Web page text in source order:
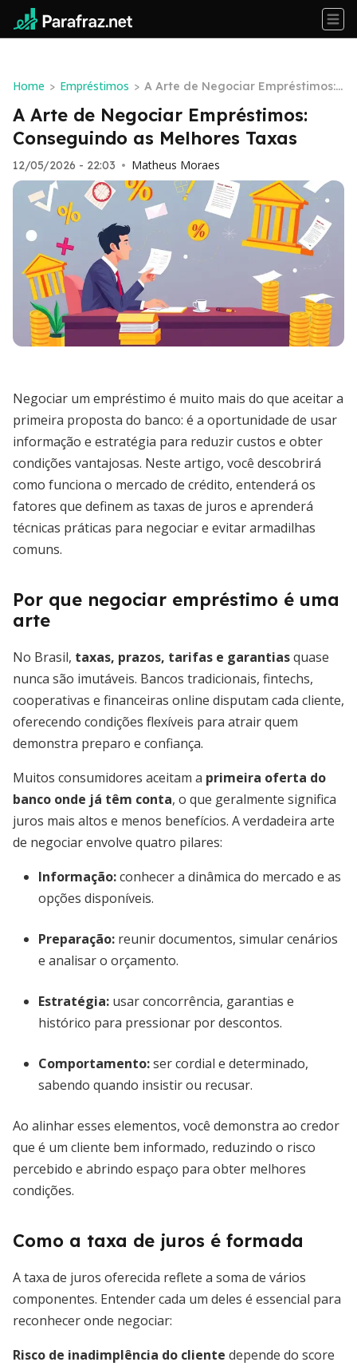
Home > Empréstimos > A Arte de Negociar Empréstimos:
Conseguindo as Melhores Taxas
A Arte de Negociar Empréstimos:
Conseguindo as Melhores Taxas
12/05/2026 - 22:03 • Matheus Moraes
Negociar um empréstimo é muito mais do que aceitar a
primeira proposta do banco: é a oportunidade de usar
informação e estratégia para reduzir custos e obter
condições vantajosas. Neste artigo, você descobrirá
como funciona o mercado de crédito, entenderá os
fatores que definem as taxas de juros e aprenderá
técnicas práticas para negociar e evitar armadilhas
comuns.
Por que negociar empréstimo é uma
arte
No Brasil, taxas, prazos, tarifas e garantiasquase
nunca são imutáveis. Bancos tradicionais, fintechs,
cooperativas e financeiras online disputam cada cliente,
oferecendo condições flexíveis para atrair quem
demonstra preparo e confiança.
Muitos consumidores aceitam a primeira oferta do
banco onde já têm conta, o que geralmente significa
juros mais altos e menos benefícios. A verdadeira arte
de negociar envolve quatro pilares:
Informação:conhecer a dinâmica do mercado e as
opções disponíveis.
Preparação: reunir documentos, simular cenários
e analisar o orçamento.
Estratégia: usar concorrência, garantias e
histórico para pressionar por descontos.
Comportamento:ser cordial e determinado,
sabendo quando insistir ou recusar.
Ao alinhar esses elementos, você demonstra ao credor
que é um cliente bem informado, reduzindo o risco
percebido e abrindo espaço para obter melhores
condições.
Como a taxa de juros é formada
A taxa de juros oferecida reflete a soma de vários
componentes. Entender cada um deles é essencial para
reconhecer onde negociar:
Risco de inadimplência do cliente depende do score